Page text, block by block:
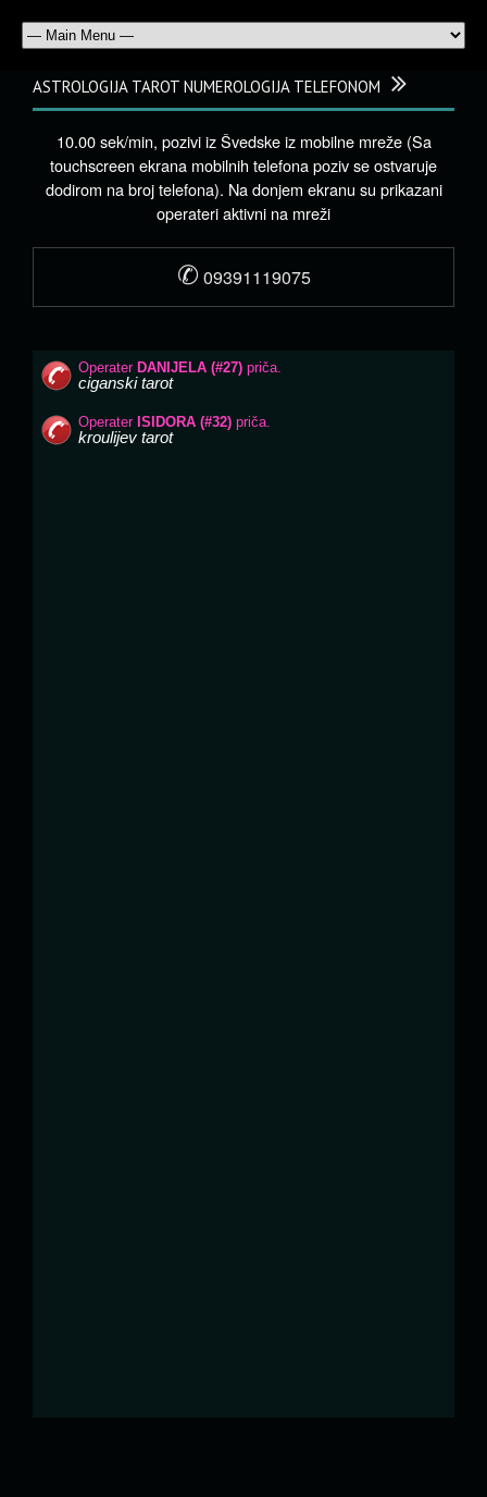
ASTROLOGIJA TAROT NUMEROLOGIJA TELEFONOM
10.00 sek/min, pozivi iz Švedske iz mobilne mreže (Sa
touchscreen ekrana mobilnih telefona poziv se ostvaruje
dodirom na broj telefona). Na donjem ekranu su prikazani
operateri aktivni na mreži
✆ 09391119075